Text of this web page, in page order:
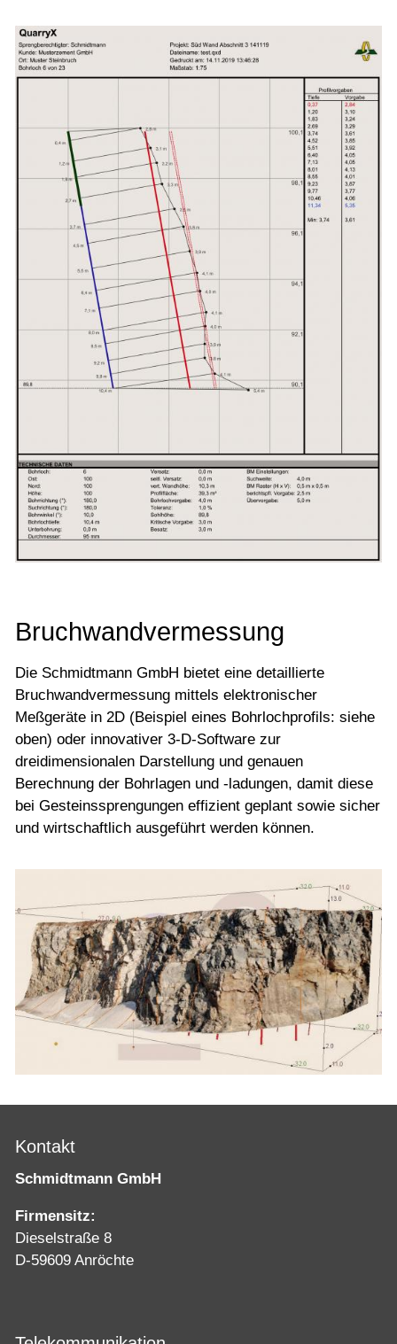
Bruchwandvermessung
Die Schmidtmann GmbH bietet eine detaillierte
Bruchwandvermessung mittels elektronischer
Meßgeräte in 2D (Beispiel eines Bohrlochprofils: siehe
oben) oder innovativer 3-D-Software zur
dreidimensionalen Darstellung und genauen
Berechnung der Bohrlagen und -ladungen, damit diese
bei Gesteinssprengungen effizient geplant sowie sicher
und wirtschaftlich ausgeführt werden können.
Kontakt
Schmidtmann GmbH
Firmensitz:
Dieselstraße 8
D-59609 Anröchte